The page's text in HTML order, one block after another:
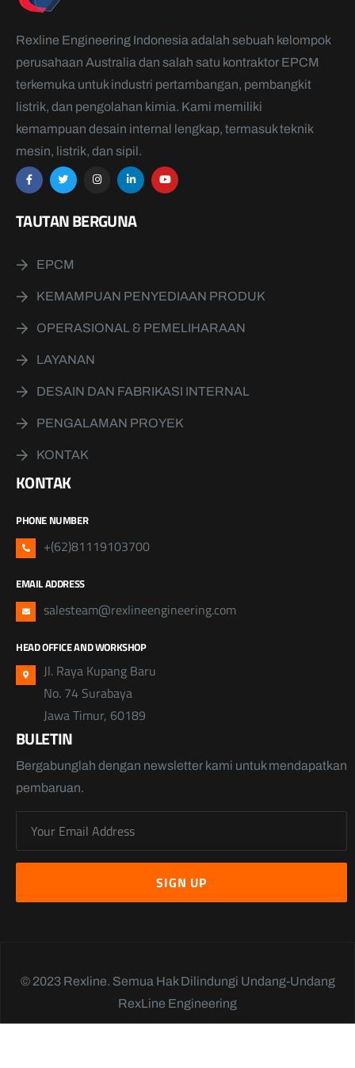
Rexline Engineering Indonesia adalah sebuah kelompok
perusahaan Australia dan salah satu kontraktor EPCM
terkemuka untuk industri pertambangan, pembangkit
listrik, dan pengolahan kimia. Kami memiliki
kemampuan desain internal lengkap, termasuk teknik
mesin, listrik, dan sipil.
TAUTAN BERGUNA
EPCM
KEMAMPUAN PENYEDIAAN PRODUK
OPERASIONAL & PEMELIHARAAN
LAYANAN
DESAIN DAN FABRIKASI INTERNAL
PENGALAMAN PROYEK
KONTAK
KONTAK
PHONE NUMBER
+(62)81119103700
EMAIL ADDRESS
salesteam@rexlineengineering.com
HEAD OFFICE AND WORKSHOP
Jl. Raya Kupang Baru
No. 74 Surabaya
Jawa Timur, 60189
BULETIN
Bergabunglah dengan newsletter kami untuk mendapatkan
pembaruan.
© 2023 Rexline. Semua Hak Dilindungi Undang-Undang
RexLine Engineering